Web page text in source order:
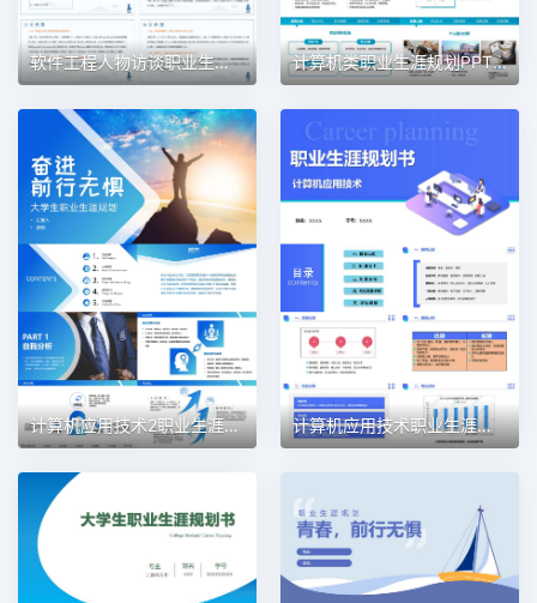
软件工程人物访谈职业生涯规划PPT模板 计算机类职业生涯规划PPT模板
计算机应用技术2职业生涯规划PPT模板 计算机应用技术职业生涯规划PPT模板